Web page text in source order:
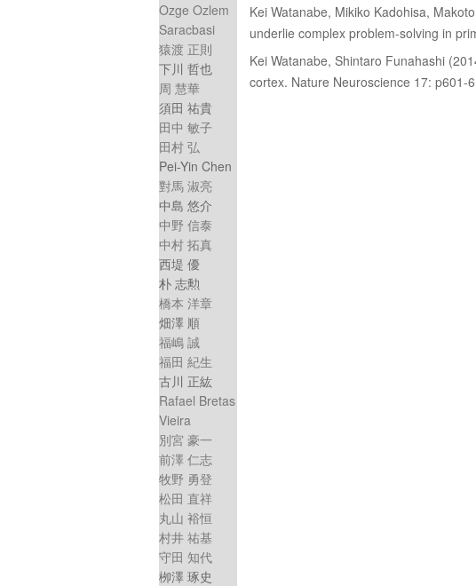
Ozge Ozlem
Saracbasi
猿渡 正則
下川 哲也
周 慧華
須田 祐貴
田中 敏子
田村 弘
Pei-Yin Chen
對馬 淑亮
中島 悠介
中野 信泰
中村 拓真
西堤 優
朴 志勲
橋本 洋章
畑澤 順
福嶋 誠
福田 紀生
古川 正紘
Rafael Bretas
Vieira
別宮 豪一
前澤 仁志
牧野 勇登
松田 直祥
丸山 裕恒
村井 祐基
守田 知代
栁澤 琢史
Kei Watanabe, Mikiko Kadohisa,
underlie complex problem-solving in
Kei Watanabe, Shintaro Funahashi
cortex. Nature Neuroscience 17: p601-